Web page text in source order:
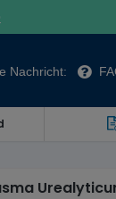
Nachricht: